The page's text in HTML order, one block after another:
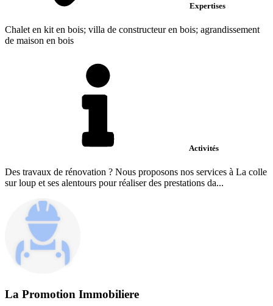
Expertises
Chalet en kit en bois; villa de constructeur en bois; agrandissement
de maison en bois
Activités
Des travaux de rénovation ? Nous proposons nos services à La colle
sur loup et ses alentours pour réaliser des prestations da...
La Promotion Immobiliere